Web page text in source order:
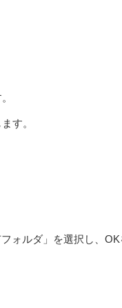
す。
ォルダ」を選択し、OK